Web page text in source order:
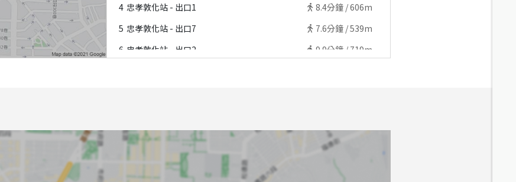
4 忠孝敦化站 - 出口1 8.4分鐘 /606m
5 忠孝敦化站 - 出口7 7.6分鐘 /539m
6 忠孝敦化站 - 出口2 9.9分鐘 / 719m